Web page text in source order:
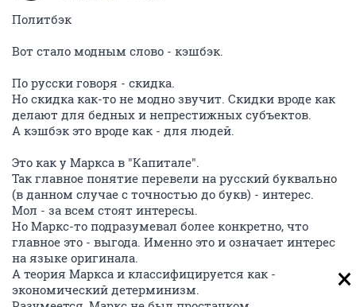
Политбэк
Вот стало модным слово - кэшбэк.
По русски говоря - скидка.
Но скидка как-то не модно звучит. Скидки вроде как
делают для бедных и непрестижных субъектов.
А кэшбэк это вроде как - для людей.
Это как у Маркса в "Капитале".
Так главное понятие перевели на русский буквально
(в данном случае с точностью до букв) - интерес.
Мол - за всем стоят интересы.
Но Маркс-то подразумевал более конкретно, что
главное это - выгода. Именно это и означает интерес
на языке оригинала.
А теория Маркса и классифицируется как -
экономический детерминизм.